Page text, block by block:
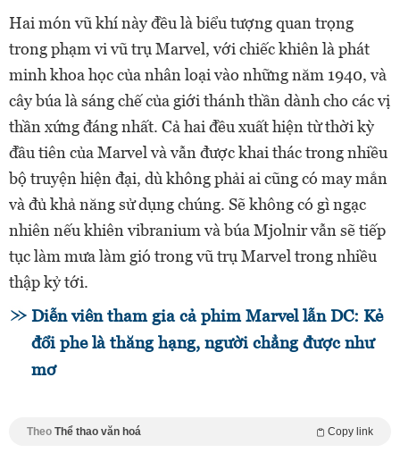
Hai món vũ khí này đều là biểu tượng quan trọng
trong phạm vi vũ trụ Marvel, với chiếc khiên là phát
minh khoa học của nhân loại vào những năm 1940, và
cây búa là sáng chế của giới thánh thần dành cho các vị
thần xứng đáng nhất. Cả hai đều xuất hiện từ thời kỳ
đầu tiên của Marvel và vẫn được khai thác trong nhiều
bộ truyện hiện đại, dù không phải ai cũng có may mắn
và đủ khả năng sử dụng chúng. Sẽ không có gì ngạc
nhiên nếu khiên vibranium và búa Mjolnir vẫn sẽ tiếp
tục làm mưa làm gió trong vũ trụ Marvel trong nhiều
thập kỷ tới.
Diễn viên tham gia cả phim Marvel lẫn DC: Kẻ
đổi phe là thăng hạng, người chẳng được như
mơ
Theo Thể thao văn hoá Copy link